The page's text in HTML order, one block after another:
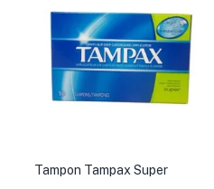
Tampon Tampax Super